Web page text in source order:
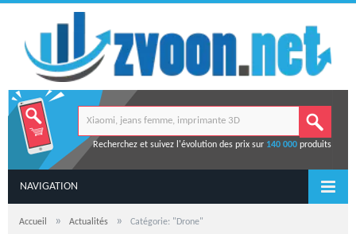
Recherchez et suivez l'évolution des prix sur 140 000produits
NAVIGATION
Accueil » Actualités » Catégorie: "Drone"